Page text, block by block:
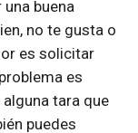
buena
no te gusta o
es solicitar
es
tara que
puedes